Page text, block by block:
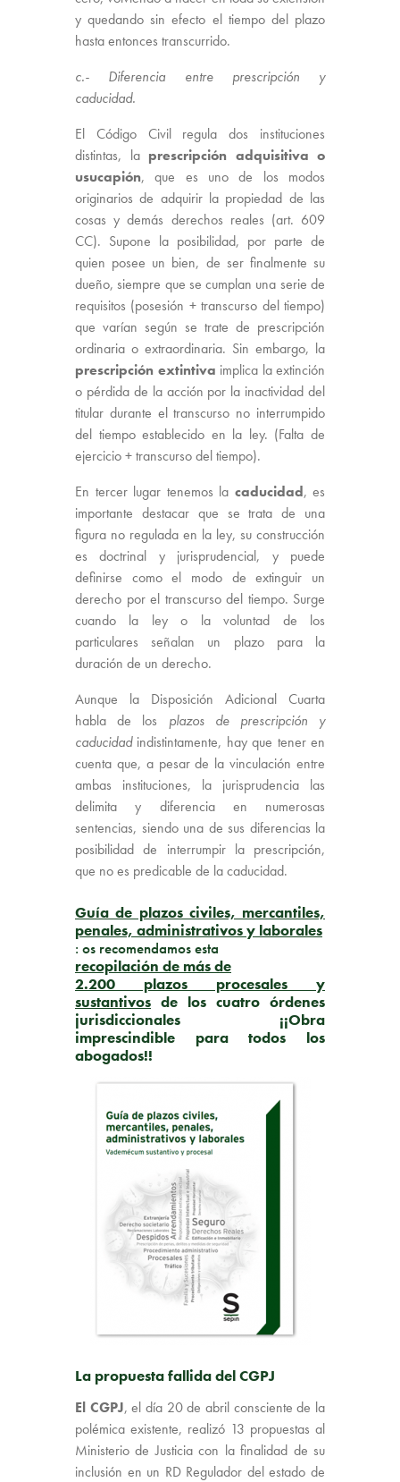
y quedando sin efecto el tiempo del plazo
hasta entonces transcurrido.
c.- Diferencia entre prescripción y
caducidad.
El Código Civil regula dos instituciones
distintas, la prescripción adquisitiva o
usucapión, que es uno de los modos
originarios de adquirir la propiedad de las
cosas y demás derechos reales (art. 609
CC). Supone la posibilidad, por parte de
quien posee un bien, de ser finalmente su
dueño, siempre que se cumplan una serie de
requisitos (posesión + transcurso del tiempo)
que varían según se trate de prescripción
ordinaria o extraordinaria. Sin embargo, la
prescripción extintiva implica la extinción
o pérdida de la acción por la inactividad del
titular durante el transcurso no interrumpido
del tiempo establecido en la ley. (Falta de
ejercicio + transcurso del tiempo).
En tercer lugar tenemos la caducidad, es
importante destacar que se trata de una
figura no regulada en la ley, su construcción
es doctrinal y jurisprudencial, y puede
definirse como el modo de extinguir un
derecho por el transcurso del tiempo. Surge
cuando la ley o la voluntad de los
particulares señalan un plazo para la
duración de un derecho.
Aunque la Disposición Adicional Cuarta
habla de los plazos de prescripción y
caducidad indistintamente, hay que tener en
cuenta que, a pesar de la vinculación entre
ambas instituciones, la jurisprudencia las
delimita y diferencia en numerosas
sentencias, siendo una de sus diferencias la
posibilidad de interrumpir la prescripción,
que no es predicable de la caducidad.
Guía de plazos civiles, mercantiles,
penales, administrativos y laborales
: os recomendamos esta
recopilación de más de
2.200 plazos procesales y
sustantivos de los cuatro órdenes
jurisdiccionales ¡¡Obra
imprescindible para todos los
abogados!!
La propuesta fallida del CGPJ
El CGPJ, el día 20 de abril consciente de la
polémica existente, realizó 13 propuestas al
Ministerio de Justicia con la finalidad de su
inclusión en un RD Regulador del estado de